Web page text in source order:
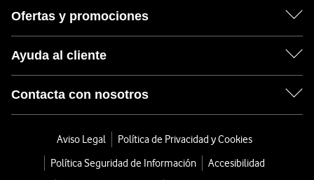
Ofertas y promociones
Ayuda al cliente
Contacta con nosotros
Aviso Legal
Política de Privacidad y Cookies
Política Seguridad de Información
Accesibilidad